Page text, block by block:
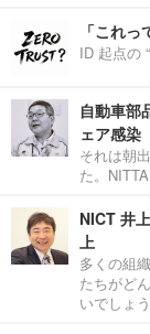
「これ
ID 起点の
自動車部
ェア感染
それは朝
た。
NICT 井
上
多くの組
たちがど
いでしょ